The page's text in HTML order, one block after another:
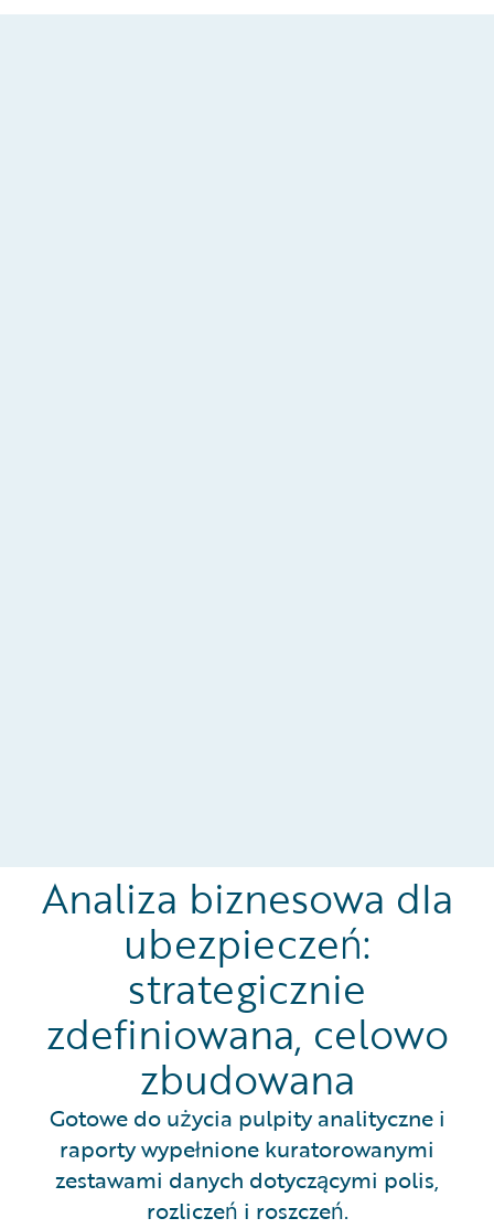
Analiza biznesowa dla
ubezpieczeń:
strategicznie
zdefiniowana, celowo
zbudowana
Gotowe do użycia pulpity analityczne i
raporty wypełnione kuratorowanymi
zestawami danych dotyczącymi polis,
rozliczeń i roszczeń.